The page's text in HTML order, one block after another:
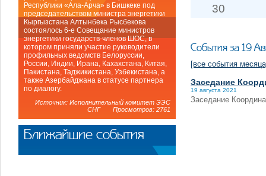
30
События за 19
[все события
Заседание
19 августа 2021
Заседание
Республики «Ала-Арча» в Бишкеке под
председательством министра энергетики
Кыргызстана Алтынбека Рысбекова
состоялось 6-е Совещание министров
энергетики государств-членов ШОС, в
котором приняли участие руководители
профильных ведомств Белоруссии,
России, Индии, Ирана, Кахахстана, Китая,
Пакистана, Таджикистана, Узбекистана, а
также Азербайджана в статусе партнера
по диалогу.
Источник: Исполнительный комитет ЭЭС
СНГ Просмотров: 2761
Ближайшие события